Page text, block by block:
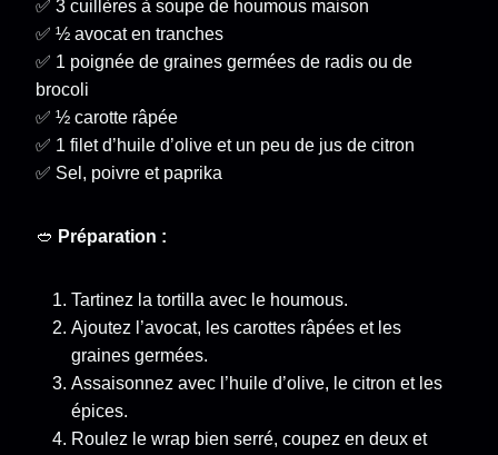
✅ 3 cuillères à soupe de houmous maison
✅ ½ avocat en tranches
✅ 1 poignée de graines germées de radis ou de
brocoli
✅ ½ carotte râpée
✅ 1 filet d’huile d’olive et un peu de jus de citron
✅ Sel, poivre et paprika
🥙 Préparation :
Tartinez la tortilla avec le houmous.
Ajoutez l’avocat, les carottes râpées et les
graines germées.
Assaisonnez avec l’huile d’olive, le citron et les
épices.
Roulez le wrap bien serré, coupez en deux et